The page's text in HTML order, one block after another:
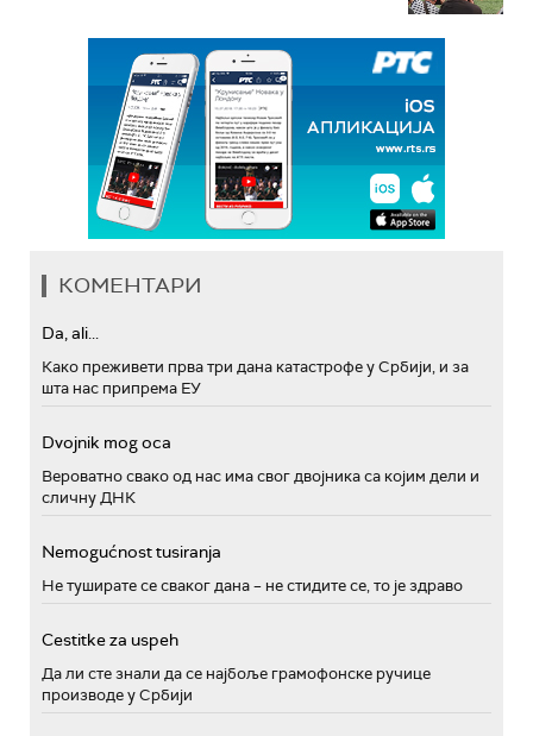
КОМЕНТАРИ
Da, ali...
Како преживети прва три дана катастрофе у Србији, и за
шта нас припрема ЕУ
Dvojnik mog oca
Вероватно свако од нас има свог двојника са којим дели и
сличну ДНК
Nemogućnost tusiranja
Не туширате се сваког дана – не стидите се, то је здраво
Cestitke za uspeh
Да ли сте знали да се најбоље грамофонске ручице
производе у Србији